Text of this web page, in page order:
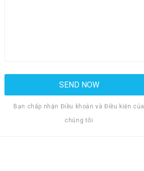
Bạn chấp nhận Điều khoản và Điều kiện của
chúng tôi